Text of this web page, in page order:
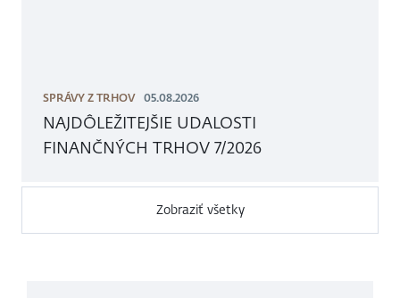
SPRÁVY Z TRHOV 05.08.2026
NAJDÔLEŽITEJŠIE UDALOSTI
FINANČNÝCH TRHOV 7/2026
Zobraziť všetky